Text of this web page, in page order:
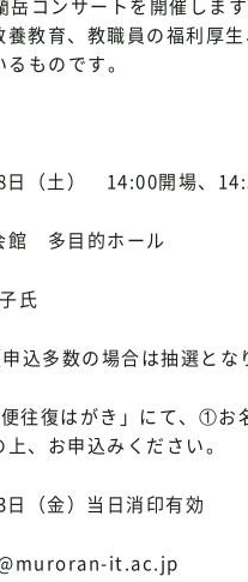
コンサートを開催しま
教育、教職員の福利厚
ものです。
（土） 14:00開場、
多目的ホール
氏
数の場合は抽選となり
便往復はがき」にて、①
、お申込みください。
（金）当日消印有効
it.ac.jp